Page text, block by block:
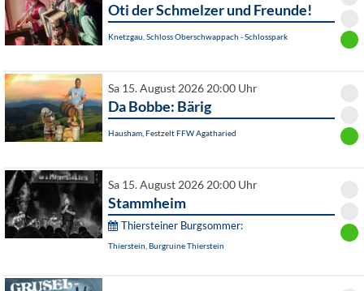
Oti der Schmelzer und Freunde!
Knetzgau, Schloss Oberschwappach - Schlosspark
Sa 15. August 2026 20:00 Uhr
Da Bobbe: Bärig
Hausham, Festzelt FFW Agatharied
Sa 15. August 2026 20:00 Uhr
Stammheim
Thiersteiner Burgsommer:
Thierstein, Burgruine Thierstein